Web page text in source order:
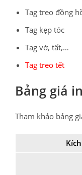
Tag treo đồng
Tag kẹp tóc
Tag vớ, tất,…
Tag treo tết
Bảng giá
Tham khảo bảng